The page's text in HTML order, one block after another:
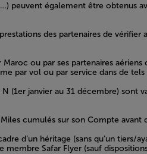
peuvent également être obtenus
des partenaires de
ou par ses partenaires
par vol ou par service dans de
(1er janvier au 31 décembre)
Miles cumulés sur son Compte
d’un héritage (sans qu’un
Safar Flyer (sauf